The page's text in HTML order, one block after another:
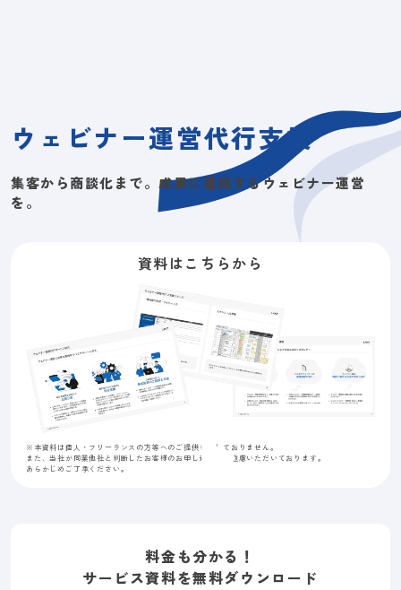
ウェビナー運営代行支援
集客から商談化まで。成果に直結するウェビナー運営
を。
資料はこちらから
※本資料は個人・フリーランスの方等へのご提供を致しておりません。
また、当社が同業他社と判断したお客様のお申し込みはご遠慮いただいております。
あらかじめご了承ください。
料金も分かる！
サービス資料を無料ダウンロード